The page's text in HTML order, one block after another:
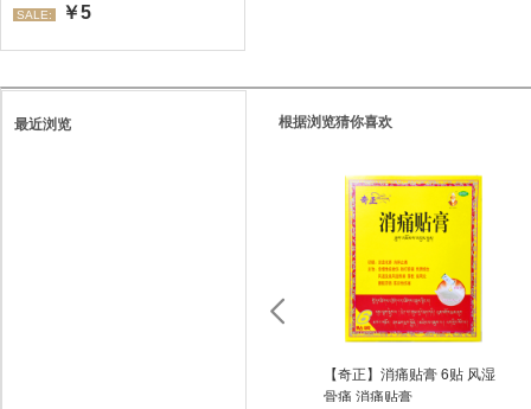
SALE: ￥5
最近浏览 根据浏览猜你喜欢
【奇正】消痛贴膏 6贴 风湿
骨痛 消痛贴膏